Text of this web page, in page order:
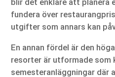
blir det enklare att planera
fundera över
utgifter som annars kan
En annan fördel är den
resorter är utformade som
semesteranläggningar där